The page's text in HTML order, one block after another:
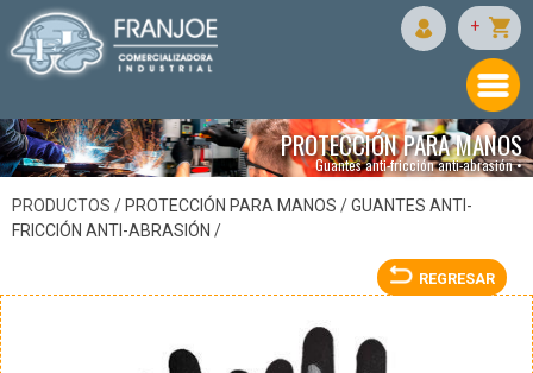
+
PROTECCIÓN PARA MANOS
Guantes anti-fricción anti-abrasión •
PRODUCTOS / PROTECCIÓN PARA MANOS /GUANTES ANTI-
FRICCIÓN ANTI-ABRASIÓN /
REGRESAR